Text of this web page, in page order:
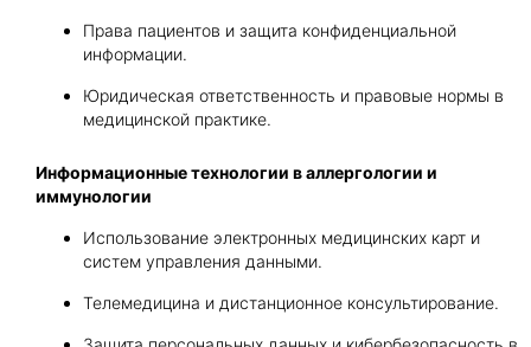
Права пациентов и защита конфиденциальной
информации.
Юридическая ответственность и правовые нормы в
медицинской практике.
Информационные технологии в аллергологии и
иммунологии
Использование электронных медицинских карт и
систем управления данными.
Телемедицина и дистанционное консультирование.